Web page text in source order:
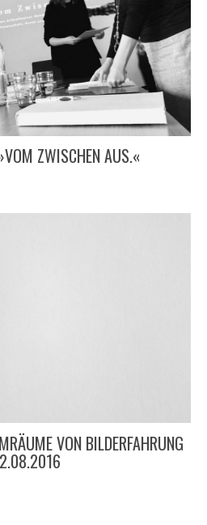
ZWISCHEN AUS.«
VON BILDERFAHRUNG